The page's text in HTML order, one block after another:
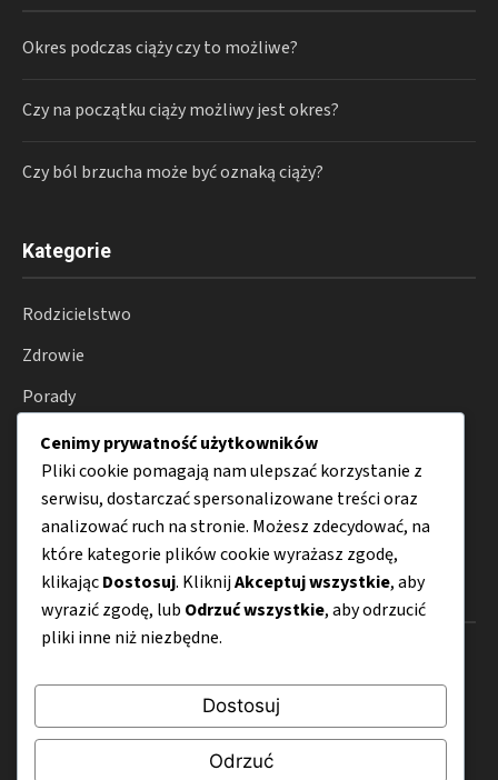
Okres podczas ciąży czy to możliwe?
Czy na początku ciąży możliwy jest okres?
Czy ból brzucha może być oznaką ciąży?
Kategorie
Rodzicielstwo
Zdrowie
Porady
Ciąża
Poród
Karmienie niemowląt
Menu
Mapa strony
Cenimy prywatność użytkowników
Pliki cookie pomagają nam ulepszać korzystanie z
serwisu, dostarczać spersonalizowane treści oraz
analizować ruch na stronie. Możesz zdecydować, na
które kategorie plików cookie wyrażasz zgodę,
klikającDostosuj. KliknijAkceptuj wszystkie, aby
wyrazić zgodę, lub Odrzuć wszystkie, aby odrzucić
pliki inne niż niezbędne.
Dostosuj
Odrzuć